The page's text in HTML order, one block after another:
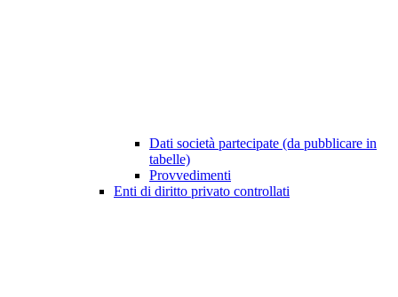
Dati società partecipate (da pubblicare in
tabelle)
Provvedimenti
Enti di diritto privato controllati